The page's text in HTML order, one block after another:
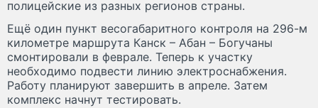
полицейские из разных регионов страны.
Ещё один пункт весогабаритного контроля на 296-м
километре маршрута Канск – Абан – Богучаны
смонтировали в феврале. Теперь к участку
необходимо подвести линию электроснабжения.
Работу планируют завершить в апреле. Затем
комплекс начнут тестировать.